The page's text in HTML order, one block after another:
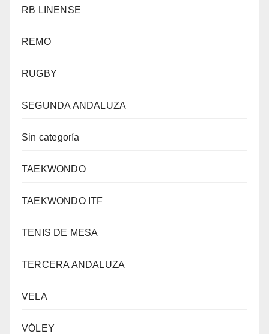
RB LINENSE
REMO
RUGBY
SEGUNDA ANDALUZA
Sin categoría
TAEKWONDO
TAEKWONDO ITF
TENIS DE MESA
TERCERA ANDALUZA
VELA
VÓLEY